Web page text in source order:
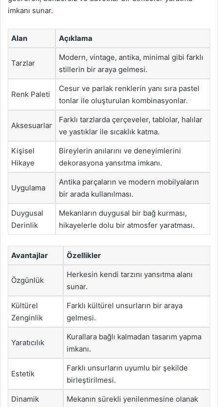
imkanı sunar.
Alan Açıklama
Tarzlar
Modern, vintage, antika, minimal gibi farklı
stillerin bir araya gelmesi.
Renk Paleti
Cesur ve parlak renklerin yanı sıra pastel
tonlar ile oluşturulan kombinasyonlar.
Aksesuarlar
Farklı tarzlarda çerçeveler, tablolar, halılar
ve yastıklar ile sıcaklık katma.
Kişisel
Hikaye
Bireylerin anılarını ve deneyimlerini
dekorasyona yansıtma imkanı.
Uygulama
Antika parçaların ve modern mobilyaların
bir arada kullanılması.
Duygusal
Derinlik
Mekanların duygusal bir bağ kurması,
hikayelerle dolu bir atmosfer yaratması.
Avantajlar Özellikler
Özgünlük
Herkesin kendi tarzını yansıtma alanı
sunar.
Kültürel
Zenginlik
Farklı kültürel unsurların bir araya
gelmesi.
Yaratıcılık
Kurallara bağlı kalmadan tasarım yapma
imkanı.
Estetik
Farklı unsurların uyumlu bir şekilde
birleştirilmesi.
Dinamik
Mekanın sürekli yenilenmesine olanak